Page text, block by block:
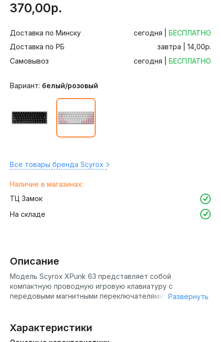
370,00р.
Доставка по Минску сегодня | БЕСПЛАТНО
Доставка по РБ
завтра | 14,00р.
Самовывоз
сегодня | БЕСПЛАТНО
Вариант: белый/розовый
Все товары бренда Scyrox
Наличие в магазинах:
ТЦ Замок
На складе
Описание
Модель Scyrox XPunk 63 представляет собой
компактную проводную игровую клавиатуру с
передовыми магнитными переключателями Hall Effect,
эстетикой автоспорта, эта 60-кнопочная клавиатура
освобождает максимальное пространство на столе для
Развернуть
Характеристики